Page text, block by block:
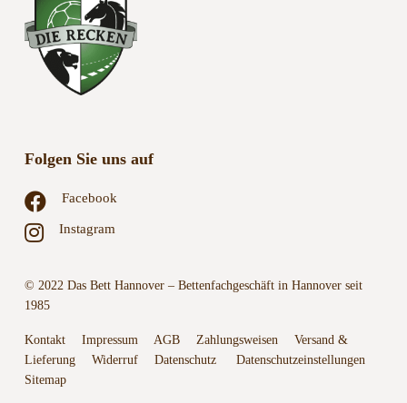
1985
Lieferung
Widerruf Datenschutz
Datenschutzeinstellungen
Sitemap